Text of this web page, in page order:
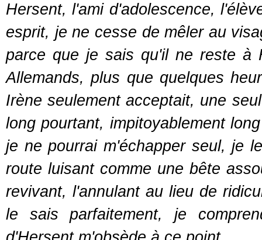
Hersent, l'ami d'adolescence,
esprit, je ne cesse de mêler au
parce que je sais qu'il ne reste à
Allemands, plus que quelques
Irène seulement acceptait, une
long pourtant, impitoyablement
je ne pourrai m'échapper seul, je
route luisant comme une bête
revivant, l'annulant au lieu de
le sais parfaitement, je